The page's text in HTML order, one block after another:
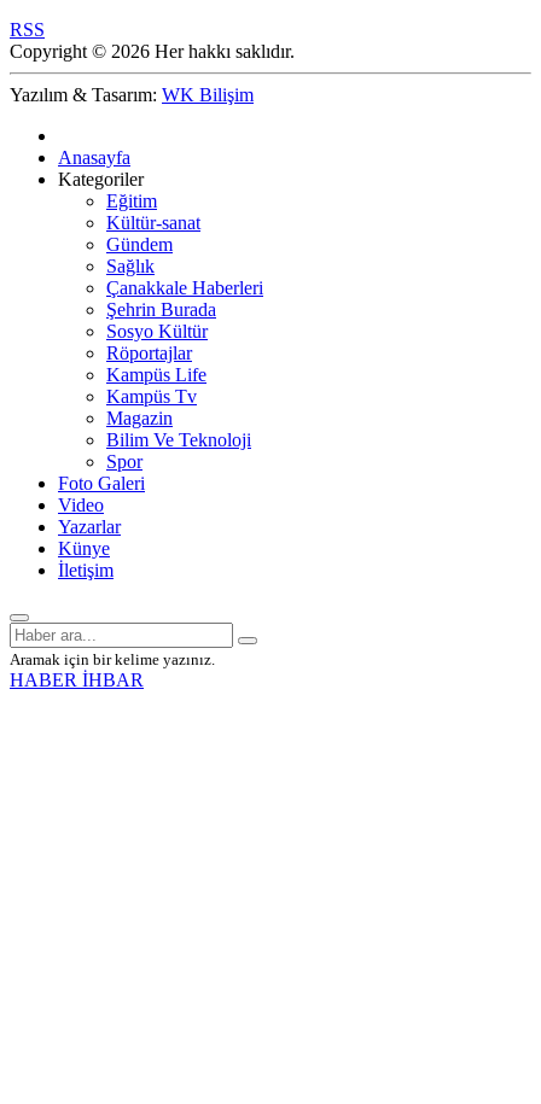
RSS
Copyright © 2026 Her hakkı saklıdır.
Yazılım & Tasarım: WK Bilişim
Anasayfa
Kategoriler
Eğitim
Kültür-sanat
Gündem
Sağlık
Çanakkale Haberleri
Şehrin Burada
Sosyo Kültür
Röportajlar
Kampüs Life
Kampüs Tv
Magazin
Bilim Ve Teknoloji
Spor
Foto Galeri
Video
Yazarlar
Künye
İletişim
Aramak için bir kelime yazınız.
HABER İHBAR